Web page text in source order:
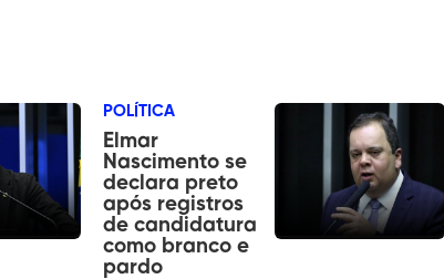
POLÍTICA
Elmar
Nascimento se
declara preto
após registros
de candidatura
como branco e
pardo